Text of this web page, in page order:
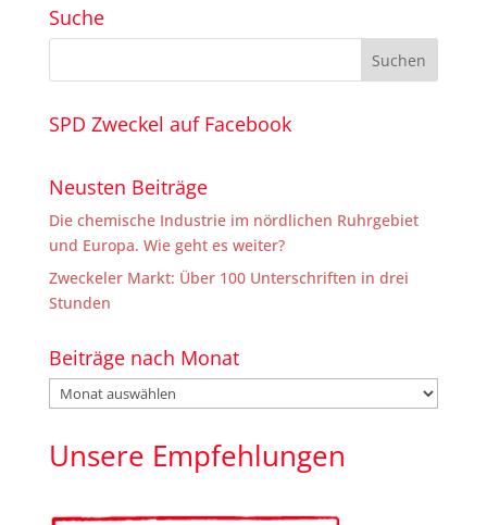
Suche
SPD Zweckel auf Facebook
Neusten Beiträge
Die chemische Industrie im nördlichen Ruhrgebiet
und Europa. Wie geht es weiter?
Zweckeler Markt: Über 100 Unterschriften in drei
Stunden
Beiträge nach Monat
Beiträge
nach
Unsere Empfehlungen